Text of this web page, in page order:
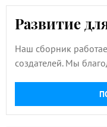
Развитие
Наш сборник
создателей. Мы